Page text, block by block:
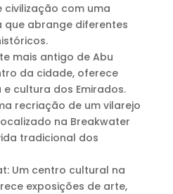
civilização com uma
abrange diferentes
mais antigo de Abu
da cidade, oferece
cultura dos Emirados.
recriação de um vilarejo
na Breakwater
tradicional dos
Um centro cultural na
exposições de arte,